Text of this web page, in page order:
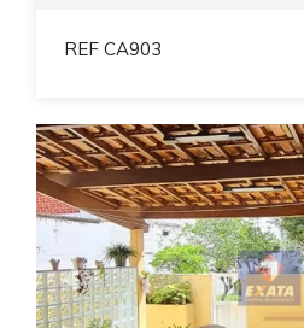
REF CA903
Previous